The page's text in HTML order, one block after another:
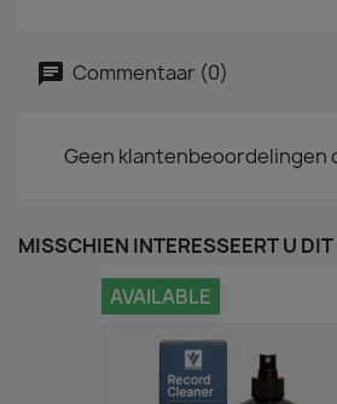
Commentaar (0)
Geen klantenbeoordelingen
MISSCHIEN INTERESSEERT U
AVAILABLE